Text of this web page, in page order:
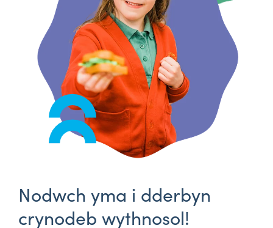
Nodwch yma i dderbyn
crynodeb wythnosol!